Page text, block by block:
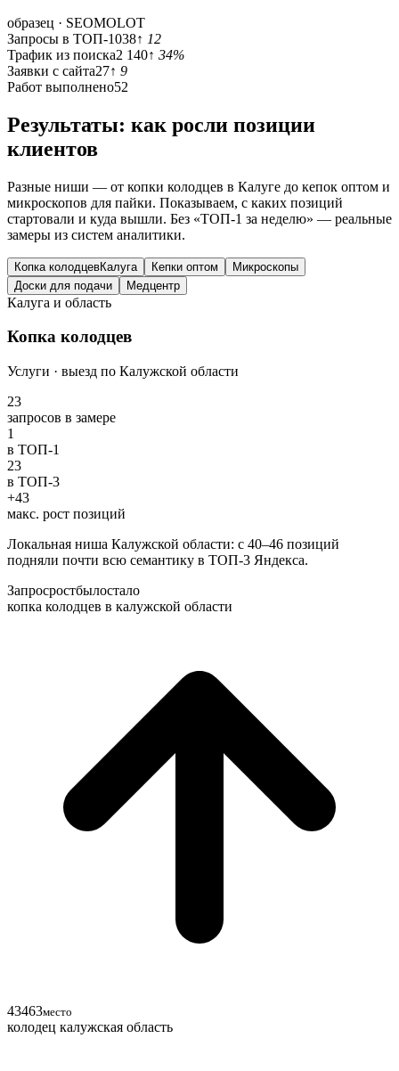
образец · SEOMOLOT
Запросы в ТОП-1038↑ 12
Трафик из поиска2 140↑ 34%
Заявки с сайта27↑ 9
Работ выполнено52
Результаты: как росли позиции
клиентов
Разные ниши — от копки колодцев в Калуге до кепок оптом и
микроскопов для пайки. Показываем, с каких позиций
стартовали и куда вышли. Без «ТОП-1 за неделю» — реальные
замеры из систем аналитики.
Копка колодцевКалуга Кепки оптом
Микроскопы
Доски для подачи
Медцентр
Калуга и область
Копка колодцев
Услуги · выезд по Калужской области
23
запросов в замере
1
в ТОП-1
23
в ТОП-3
+43
макс. рост позиций
Локальная ниша Калужской области: с 40–46 позиций
подняли почти всю семантику в ТОП-3 Яндекса.
Запросростбылостало
копка колодцев в калужской области
43463место
колодец калужская область